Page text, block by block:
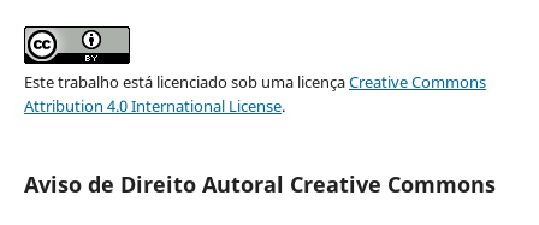
Este trabalho está licenciado sob uma licençaCreative Commons
Attribution 4.0 International License.
Aviso de Direito Autoral Creative Commons